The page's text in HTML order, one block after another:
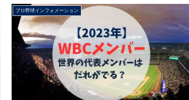
プロ野球インフォメーション